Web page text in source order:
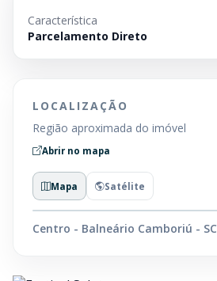
Característica
Parcelamento Direto
LOCALIZAÇÃO
Região aproximada do imóvel
Abrir no mapa
Mapa Satélite
Centro - Balneário Camboriú - SC